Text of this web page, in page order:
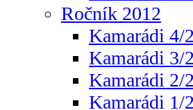
Ročník 2012
Kamarádi 4/
Kamarádi 3/
Kamarádi 2/
Kamarádi 1/